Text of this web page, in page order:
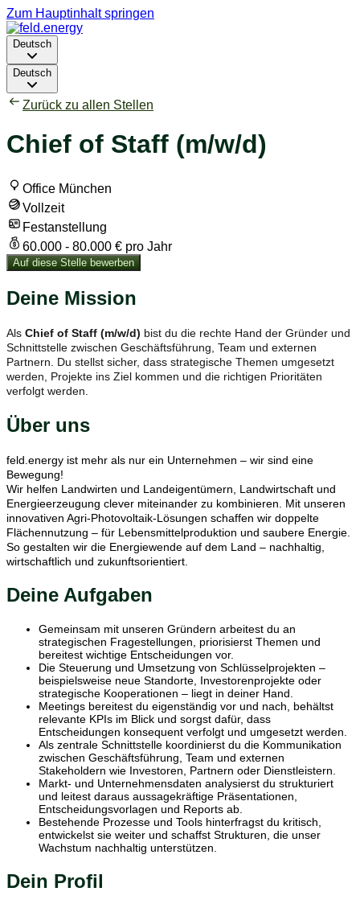
Zum Hauptinhalt springen
Deutsch
Deutsch
Zurück zu allen Stellen
Chief of Staff (m/w/d)
Office München
Vollzeit
Festanstellung
60.000 - 80.000 € pro Jahr
Auf diese Stelle bewerben
Deine Mission
Als Chief of Staff (m/w/d) bist du die rechte Hand der Gründer und
Schnittstelle zwischen Geschäftsführung, Team und externen
Partnern. Du stellst sicher, dass strategische Themen umgesetzt
werden, Projekte ins Ziel kommen und die richtigen Prioritäten
verfolgt werden.
Über uns
feld.energy ist mehr als nur ein Unternehmen – wir sind eine
Bewegung!
Wir helfen Landwirten und Landeigentümern, Landwirtschaft und
Energieerzeugung clever miteinander zu kombinieren. Mit unseren
innovativen Agri-Photovoltaik-Lösungen schaffen wir doppelte
Flächennutzung – für Lebensmittelproduktion und saubere Energie.
So gestalten wir die Energiewende auf dem Land – nachhaltig,
wirtschaftlich und zukunftsorientiert.
Deine Aufgaben
Gemeinsam mit unseren Gründern arbeitest du an
strategischen Fragestellungen, priorisierst Themen und
bereitest wichtige Entscheidungen vor.
Die Steuerung und Umsetzung von Schlüsselprojekten –
beispielsweise neue Standorte, Investorenprojekte oder
strategische Kooperationen – liegt in deiner Hand.
Meetings bereitest du eigenständig vor und nach, behältst
relevante KPIs im Blick und sorgst dafür, dass
Entscheidungen konsequent verfolgt und umgesetzt werden.
Als zentrale Schnittstelle koordinierst du die Kommunikation
zwischen Geschäftsführung, Team und externen
Stakeholdern wie Investoren, Partnern oder Dienstleistern.
Markt- und Unternehmensdaten analysierst du strukturiert
und leitest daraus aussagekräftige Präsentationen,
Entscheidungsvorlagen und Reports ab.
Bestehende Prozesse und Tools hinterfragst du kritisch,
entwickelst sie weiter und schaffst Strukturen, die unser
Wachstum nachhaltig unterstützen.
Dein Profil